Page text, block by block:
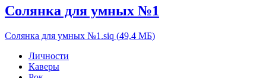
Солянка для умных №1
Солянка для умных №1.siq (49,4 МБ)
Личности
Каверы